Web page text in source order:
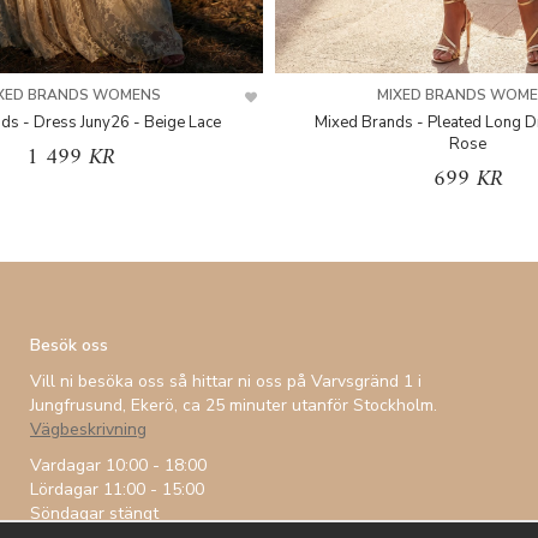
BRANDS WOMENS
- Dress Juny26 - Beige Lace
1 499 KR
MIXED BRANDS
Mixed Brands - Pleated Long
Rose
699 KR
Besök oss
Vill ni besöka oss så hittar ni oss på Varvsgränd 1 i
Jungfrusund, Ekerö, ca 25 minuter utanför Stockholm.
Vägbeskrivning
Vardagar 10:00 - 18:00
Lördagar 11:00 - 15:00
Söndagar stängt